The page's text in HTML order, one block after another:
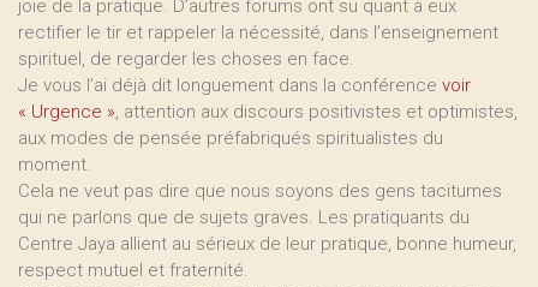
joie de la pratique. D’autres forums ont su quant à eux
rectifier le tir et rappeler la nécessité, dans l’enseignement
spirituel, de regarder les choses en face.
Je vous l’ai déjà dit longuement dans la conférence voir
« Urgence », attention aux discours positivistes et optimistes,
aux modes de pensée préfabriqués spiritualistes du
moment.
Cela ne veut pas dire que nous soyons des gens taciturnes
qui ne parlons que de sujets graves. Les pratiquants du
Centre Jaya allient au sérieux de leur pratique, bonne humeur,
respect mutuel et fraternité.